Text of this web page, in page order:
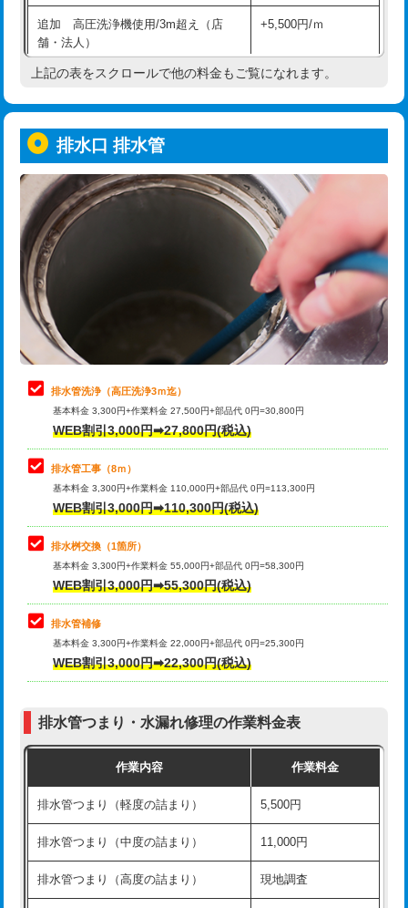
給水管工事※（土の掘削・埋め戻し作
業)
11,000円
給水管工事※（塩ビ管（VP・HI）使
用/3ｍまで)
用（追加）/3ｍ超え)
給水管工事※（ライニング鋼管・銅
管・ポリ管・HT管使用/3ｍまで)
44,000円
給水管工事※（ライニング鋼管・銅
管・ポリ管・HT管使用/3ｍ超え)
+8,800円
排水管工事（土の掘削・埋め戻し作
業）
11,000円~
排水管工事（排水管工事/3ｍまで） 55,000円
排水管工事（追加 排水管工事/3ｍ超
え）
マス交換（土の掘削・埋め戻し作業）
マス交換（深さ50㎝未満）
マス交換（深さ50㎝以上）
コンクリート斫り（厚さ10㎝まで）
コンクリート斫り（厚さ10㎝超え）
モルタル補修（厚さ10㎝まで）
モルタル補修（厚さ10㎝超え）
追加人工 16,500円
現場見積
※給水管工事は20mmまでの価格です。
追加 高圧洗浄機使用/3m超え（店
舗・法人）
+5,500円/ｍ
高度高圧洗浄換 現地調査
トーラー機使用/3mまで
追加トーラー機使用/3m超え +3,300円
カメラ調査 33,000円
桝清掃 8,800円
止水・漏水調査・防水処理・清掃・修
理・調整・分解・加工など（軽作業）
11,000円
止水・漏水調査・防水処理・清掃・修
理・調整・分解・加工など（中作業）
22,000円
止水・漏水調査・防水処理・清掃・修
理・調整・分解・加工など（重作業）
33,000円
その他部品の脱着
交換・取付（タンク）
交換・取付(単水栓（壁付・デッキ
式）)
交換・取付(混合水栓（壁付・デッキ
式・ワンホール）)
16,500円+材料費
交換・取付(排水栓・排水トラップ
交換・取付（その他部品） 11,000円+材料費
持込商品取付（単水栓） 13,200円
持込商品取付（混合水栓） 16,500円
持込商品取付（浄水器・分岐水栓） 16,500円
給水管工事※（ホール加工) 16,500円
給水管工事※（バンド止め) 3,300円
上記の表をスクロールで他の料金もご覧になれます。
排水口 排水管
排水管洗浄（高圧洗浄3ｍ迄）
基本料金 3,300円+作業料金 27,500円+部品代 0円=30,800円
WEB割引3,000円➡27,800円(税込)
排水管工事（8ｍ）
基本料金 3,300円+作業料金 110,000円+部品代 0円=113,300円
WEB割引3,000円➡110,300円(税込)
排水桝交換（1箇所）
基本料金 3,300円+作業料金 55,000円+部品代 0円=58,300円
WEB割引3,000円➡55,300円(税込)
排水管補修
基本料金 3,300円+作業料金 22,000円+部品代 0円=25,300円
WEB割引3,000円➡22,300円(税込)
排水管つまり・水漏れ修理の作業料金表
作業内容 作業料金
排水管つまり（軽度の詰まり） 5,500円
排水管つまり（中度の詰まり） 11,000円
排水管つまり（高度の詰まり） 現地調査